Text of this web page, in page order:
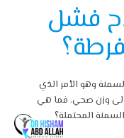
فشل
وهو الأمر الذي
إلى وزن صحي. فما هي
المحتملة؟